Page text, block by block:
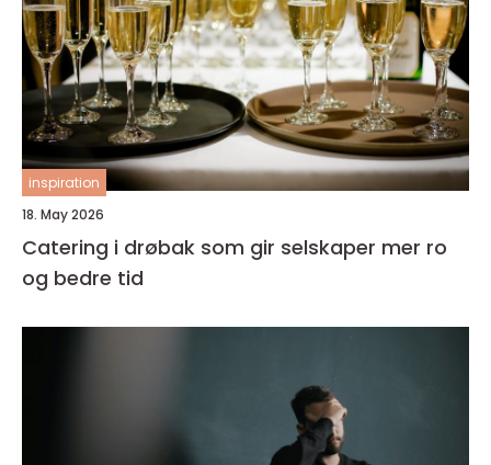
inspiration
18. May 2026
Catering i drøbak som gir selskaper mer ro
og bedre tid